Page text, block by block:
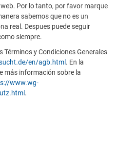
Por lo tanto, por favor marque
sabemos que no es un
real. Despues puede seguir
siempre.
Términos y Condiciones Generales
en/agb.html . En la
más información sobre la
www.wg-
.